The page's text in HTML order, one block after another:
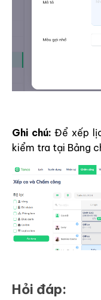
Ghi chú:Để xếp
kiểm tra tại Bảng
Hỏi đáp: